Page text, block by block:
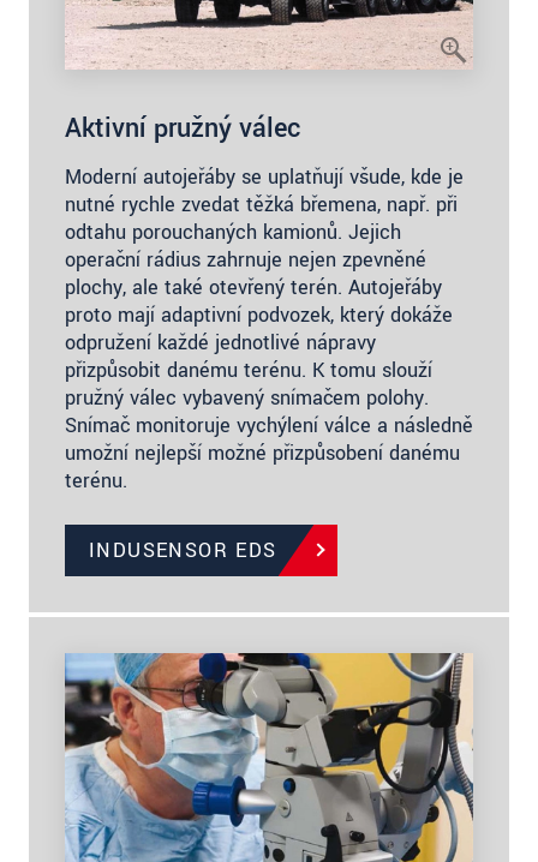
Aktivní pružný válec
Moderní autojeřáby se uplatňují všude, kde je
nutné rychle zvedat těžká břemena, např. při
odtahu porouchaných kamionů. Jejich
operační rádius zahrnuje nejen zpevněné
plochy, ale také otevřený terén. Autojeřáby
proto mají adaptivní podvozek, který dokáže
odpružení každé jednotlivé nápravy
přizpůsobit danému terénu. K tomu slouží
pružný válec vybavený snímačem polohy.
Snímač monitoruje vychýlení válce a následně
umožní nejlepší možné přizpůsobení danému
terénu.
INDUSENSOR EDS